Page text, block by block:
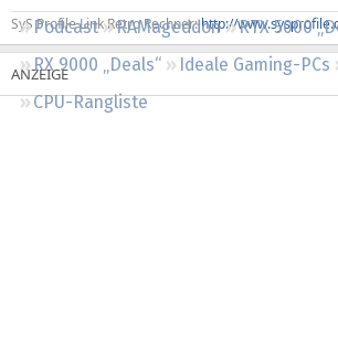
Podcast RAMageddon
RTX 5000
RX 9000 „Deals“
Ideale Gaming-PCs
CPU-Rangliste
SyS Profile Link Retro Rechner:http://